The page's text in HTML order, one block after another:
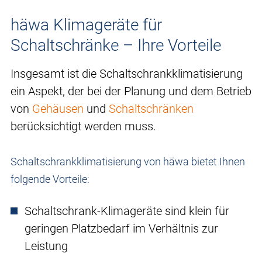
häwa Klimageräte für
Schaltschränke – Ihre Vorteile
Insgesamt ist die Schaltschrankklimatisierung
ein Aspekt, der bei der Planung und dem Betrieb
von Gehäusen und Schaltschränken
berücksichtigt werden muss.
Schaltschrankklimatisierung von häwa bietet Ihnen
folgende Vorteile:
Schaltschrank-Klimageräte sind klein für
geringen Platzbedarf im Verhältnis zur
Leistung